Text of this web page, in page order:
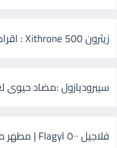
زيثرون 500 Xithrone : اقراص مضاد حيوى للالتهابات
سيبروديازول :مضاد حيوى
فلاجيل ٥٠٠ Flagyl | مطهر معوي أقراص وشراب